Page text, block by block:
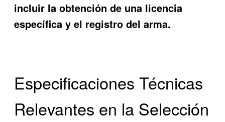
incluir la obtención de una licencia
específica y el registro del arma.
Especificaciones Técnicas
Relevantes en la Selección